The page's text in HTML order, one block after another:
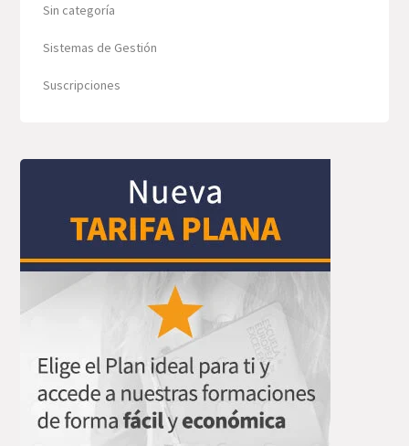
Sin categoría
Sistemas de Gestión
Suscripciones